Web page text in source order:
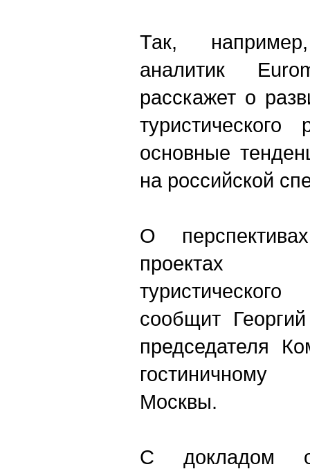
Так,
аналитик
расскажет о
основные
на российской
О
проектах
сообщит
председателя
гостиничному
Москвы.
С докладом